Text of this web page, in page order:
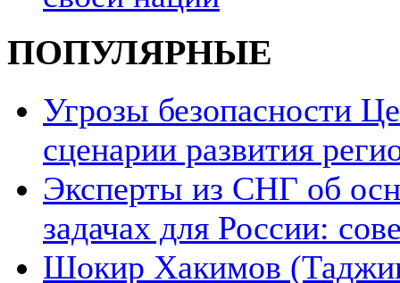
ПОПУЛЯРНЫЕ
Угрозы безопасности
сценарии развития
Эксперты из СНГ об
задачах для России:
Шокир Хакимов